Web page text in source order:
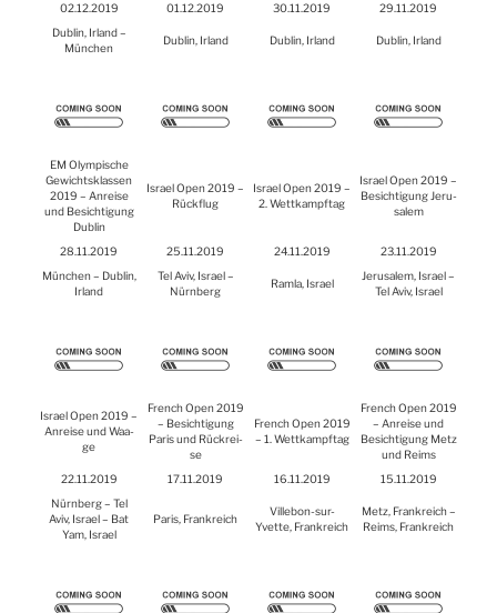
02.12.2019 01.12.2019 30.11.2019
29.11.2019
Dub­lin, Irland –
Mün­chen
Dub­lin, Irland Dub­lin, Irland Dub­lin, Irland
EM Olym­pi­sche
Gewichts­klas­sen
2019 – Anrei­se
und Besich­ti­gung
Dub­lin
Isra­el Open 2019 –
Rück­flug
Isra­el Open 2019 –
2. Wett­kampf­tag
Isra­el Open 2019 –
Besich­ti­gung Jeru­
sa­lem
28.11.2019 25.11.2019 24.11.2019
23.11.2019
Mün­chen – Dub­lin,
Irland
Tel Aviv, Isra­el –
Nürn­berg
Ram­la, Isra­el
Jeru­sa­lem, Isra­el –
Tel Aviv, Isra­el
Isra­el Open 2019 –
Anrei­se und Waa­
ge
French Open 2019
– Besich­ti­gung
Paris und Rück­rei­
se
French Open 2019
– 1. Wett­kampf­tag
French Open 2019
– Anrei­se und
Besich­ti­gung Metz
und Reims
22.11.2019
17.11.2019 16.11.2019
15.11.2019
Nürn­berg – Tel
Aviv, Isra­el – Bat
Yam, Isra­el
Paris, Frank­reich
Vil­le­bon-sur-
Yvette, Frank­reich
Metz, Frank­reich –
Reims, Frank­reich